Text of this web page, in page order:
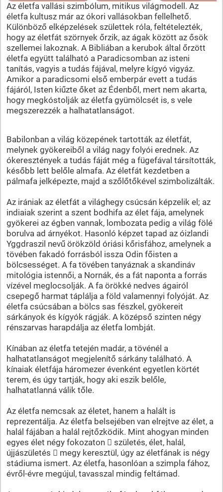
Az életfa vallási szimbólum, mitikus világmodell. Az
életfa kultusz már az ókori vallásokban fellelhető.
Különböző elképzelések születtek róla, feltételezték,
hogy az életfát szörnyek őrzik, az ágak között az ősök
szellemei lakoznak. A Bibliában a kerubok által őrzött
életfa együtt található a Paradicsomban az isteni
tanítás, vagyis a tudás fájával, melyre kígyó vigyáz.
Amikor a paradicsomi első emberpár evett a tudás
fájáról, Isten kiűzte őket az Édenből, mert nem akarta,
hogy megkóstolják az életfa gyümölcsét is, s vele
megszerezzék a halhatatlanságot.
Babilonban a világ közepének tartották az életfát,
melynek gyökereiből a világ nagy folyói erednek. Az
ókeresztények a tudás fáját még a fügefával társították,
később lett belőle almafa. Az életfát kezdetben a
pálmafa jelképezte, majd a szőlőtőkével szimbolizálták.
Az irániak az életfát a világhegy csúcsán képzelik el; az
indiaiak szerint a szent bodhifa az élet fája, amelynek
gyökerei az égben vannak, lombozata pedig a világ fölé
borulva ad árnyékot. Hasonló képzet tapad az óizlandi
Yggdraszil nevű örökzöld óriási kőrisfához, amelynek a
tövében fakadó forrásból issza Odin főisten a
bölcsességet. A fa tövében tanyáznak a skandináv
mitológia istennői, a Nornák, és a fát naponta a forrás
vízével meglocsolják. A fa örökké nedves ágairól
csepegő harmat táplálja a föld valamennyi folyóját. Az
életfa csúcsában a bölcs sas fészkel, gyökereit
sárkányok és kígyók rágják. A középső szinten négy
rénszarvas harapdálja az életfa lombját.
Kínában az életfa tetején madár, a tövénél a
halhatatlanságot megjelenítő sárkány található. A
kínaiak életfája háromezer évenként egyetlen körtét
terem, és úgy tartják, hogy aki eszik belőle,
halhatatlanná válik tőle.
Az életfa nemcsak az életet, hanem a halált is
reprezentálja. Az életfa belsejében van elrejtve az élet, a
halál fájában a halál rejtőzködik. Mint ahogyan minden
egyes élet négy fokozaton  születés, élet, halál,
újjászületés  megy keresztül, úgy az életfának is négy
stádiuma ismert. Az életfa, hasonlóan a szimpla fához,
évről-évre megújul, tavasszal mindig feltámad.